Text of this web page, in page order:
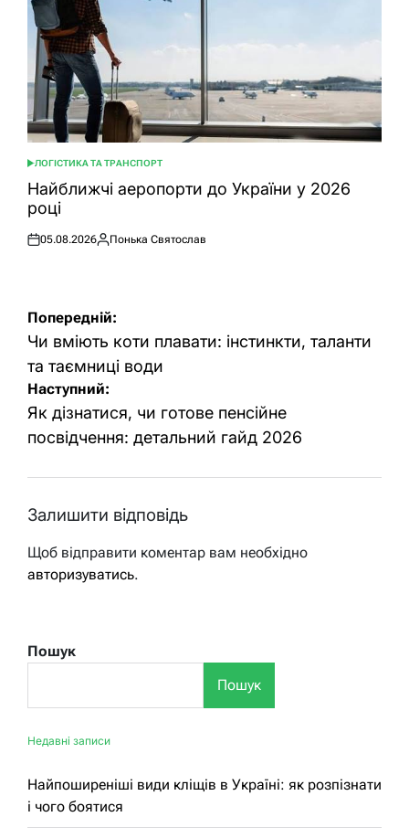
ОПУБЛІКУВАТИ
У
ЛОГІСТИКА ТА ТРАНСПОРТ
Найближчі аеропорти до України у 2026
році
Оприлюднено
05.08.2026
Опубліковано
Понька Святослав
Навігація
записів
Попередній:
Чи вміють коти плавати: інстинкти, таланти
та таємниці води
Наступний:
Як дізнатися, чи готове пенсійне
посвідчення: детальний гайд 2026
Залишити відповідь
Щоб відправити коментар вам необхідно
авторизуватись.
Пошук
Пошук
Недавні записи
Найпоширеніші види кліщів в Україні: як розпізнати
і чого боятися